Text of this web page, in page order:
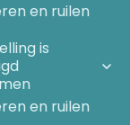
en ruilen
is
en ruilen